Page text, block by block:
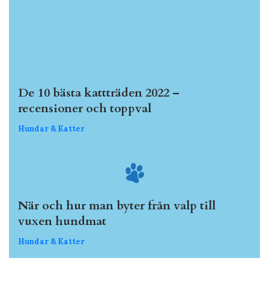
De 10 bästa kattträden 2022 –
recensioner och toppval
Hundar & Katter
När och hur man byter från valp till
vuxen hundmat
Hundar & Katter